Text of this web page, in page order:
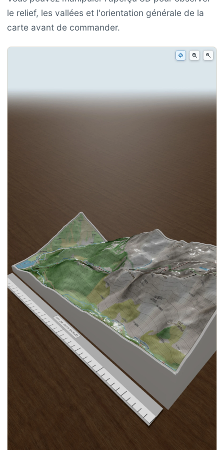
le relief, les vallées et l'orientation générale de la
carte avant de commander.